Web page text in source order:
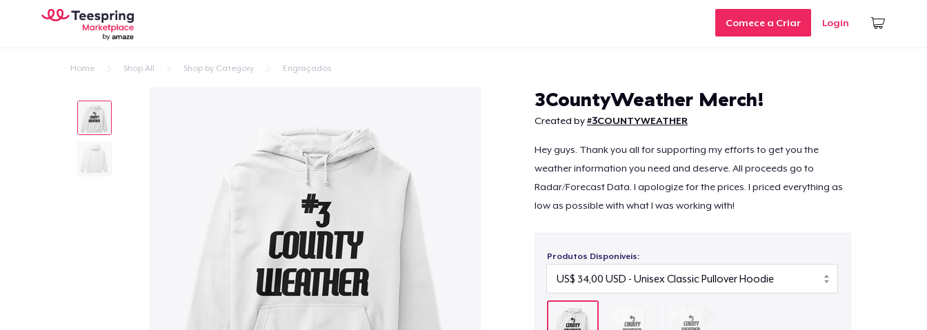
Comece a Criar Login
Home Shop All Shop by Category Engraçados
3CountyWeather Merch!
Created by#3COUNTYWEATHER
Hey guys. Thank you all for supporting my efforts to get you the
weather information you need and deserve. All proceeds go to
Radar/Forecast Data. I apologize for the prices. I priced everything as
low as possible with what I was working with!
Produtos Disponíveis: